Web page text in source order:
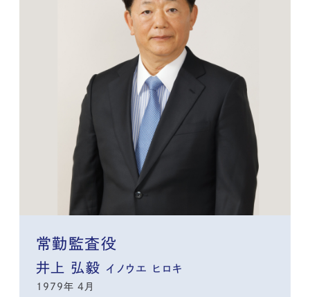
常勤監査役
井上 弘毅 イノウエ ヒロキ
1979年 4月